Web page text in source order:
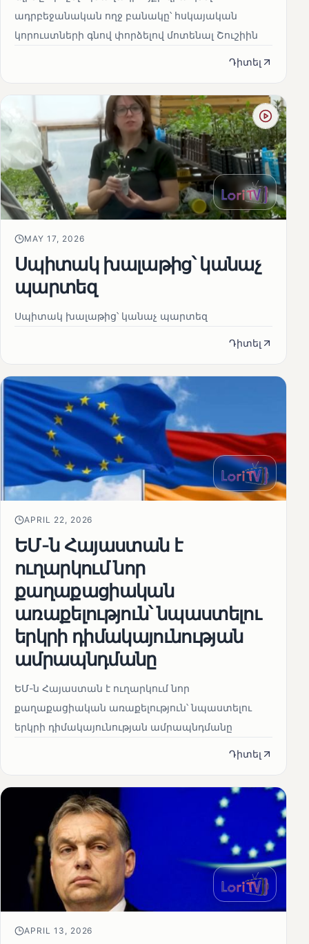
ադրբեջանական ողջ բանակը՝ հսկայական
կորուստների գնով փորձելով մոտենալ Շուշիին
Դիտել
MAY 17, 2026
Սպիտակ խալաթից՝ կանաչ
պարտեզ
Սպիտակ խալաթից՝ կանաչ պարտեզ
Դիտել
APRIL 22, 2026
ԵՄ-ն Հայաստան է
ուղարկում նոր
քաղաքացիական
առաքելություն՝ նպաստելու
երկրի դիմակայունության
ամրապնդմանը
ԵՄ-ն Հայաստան է ուղարկում նոր
քաղաքացիական առաքելություն՝ նպաստելու
երկրի դիմակայունության ամրապնդմանը
Դիտել
APRIL 13, 2026